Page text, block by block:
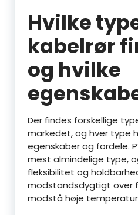
Hvilke
kabelrør
og hvilke
Der findes forskellige
markedet, og hver type
egenskaber og fordele.
mest almindelige type,
fleksibilitet og
modstandsdygtigt over
modstå høje